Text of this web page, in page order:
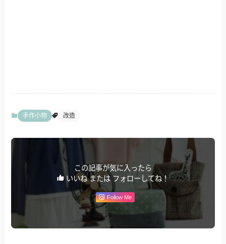
手作小物 改造
この記事が気に入ったら
いいね または フォローしてね！
Follow Me